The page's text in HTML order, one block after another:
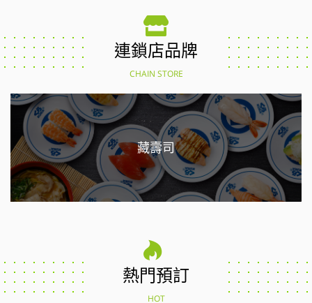
連鎖店品牌
CHAIN STORE
藏壽司
熱門預訂
HOT